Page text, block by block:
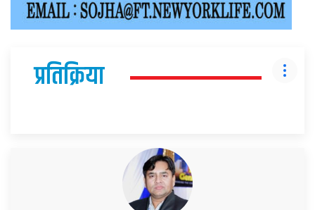
प्रतिक्रिया